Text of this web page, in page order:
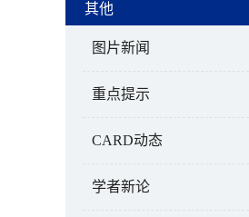
其他
图片新闻
重点提示
CARD动态
学者新论